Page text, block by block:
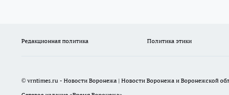
Редакционная политика Политика этики
© vrntimes.ru - Новости Воронежа | Новости Воронежа и Воронежской